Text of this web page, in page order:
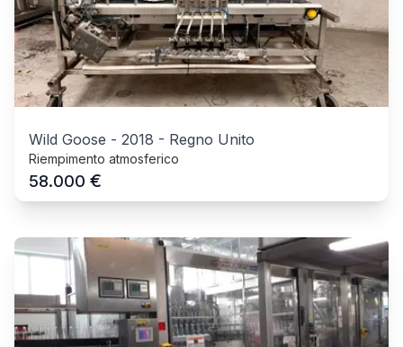
Wild Goose - 2018 - Regno Unito
Riempimento atmosferico
58.000 €